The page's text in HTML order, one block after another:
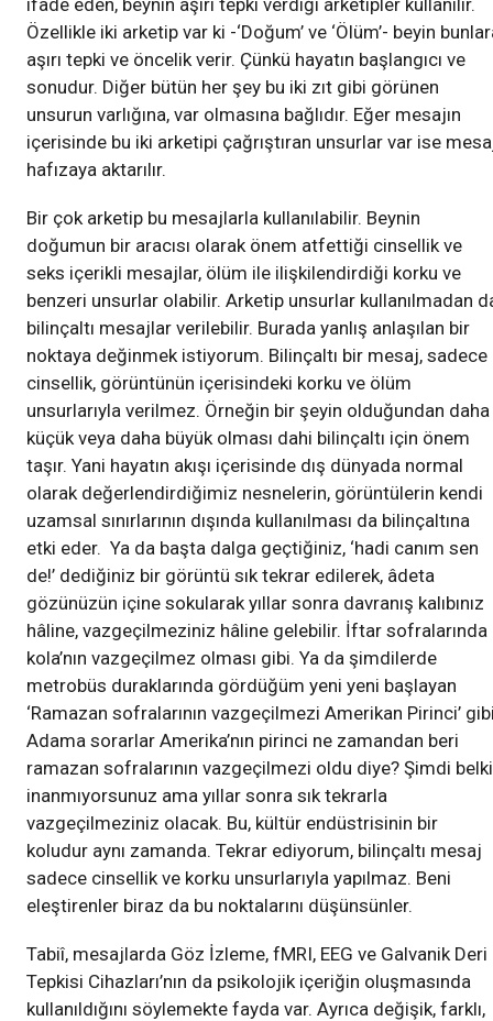
ifade eden, beynin aşırı tepki verdiği arketipler kullanılır.
Özellikle iki arketip var ki -‘Doğum’ ve ‘Ölüm’- beyin
aşırı tepki ve öncelik verir. Çünkü hayatın başlangıcı ve
sonudur. Diğer bütün her şey bu iki zıt gibi görünen
unsurun varlığına, var olmasına bağlıdır. Eğer mesajın
içerisinde bu iki arketipi çağrıştıran unsurlar var ise
hafızaya aktarılır.
Bir çok arketip bu mesajlarla kullanılabilir. Beynin
doğumun bir aracısı olarak önem atfettiği cinsellik ve
seks içerikli mesajlar, ölüm ile ilişkilendirdiği korku ve
benzeri unsurlar olabilir. Arketip unsurlar kullanılmadan
bilinçaltı mesajlar verilebilir. Burada yanlış anlaşılan bir
noktaya değinmek istiyorum. Bilinçaltı bir mesaj, sadece
cinsellik, görüntünün içerisindeki korku ve ölüm
unsurlarıyla verilmez. Örneğin bir şeyin olduğundan daha
küçük veya daha büyük olması dahi bilinçaltı için önem
taşır. Yani hayatın akışı içerisinde dış dünyada normal
olarak değerlendirdiğimiz nesnelerin, görüntülerin kendi
uzamsal sınırlarının dışında kullanılması da bilinçaltına
etki eder. Ya da başta dalga geçtiğiniz, ‘hadi canım sen
de!’ dediğiniz bir görüntü sık tekrar edilerek, âdeta
gözünüzün içine sokularak yıllar sonra davranış kalıbınız
hâline, vazgeçilmeziniz hâline gelebilir. İftar sofralarında
kola’nın vazgeçilmez olması gibi. Ya da şimdilerde
metrobüs duraklarında gördüğüm yeni yeni başlayan
‘Ramazan sofralarının vazgeçilmezi Amerikan Pirinci’
Adama sorarlar Amerika’nın pirinci ne zamandan beri
ramazan sofralarının vazgeçilmezi oldu diye? Şimdi belki
inanmıyorsunuz ama yıllar sonra sık tekrarla
vazgeçilmeziniz olacak. Bu, kültür endüstrisinin bir
koludur aynı zamanda. Tekrar ediyorum, bilinçaltı mesaj
sadece cinsellik ve korku unsurlarıyla yapılmaz. Beni
eleştirenler biraz da bu noktalarını düşünsünler.
Tabiî, mesajlarda Göz İzleme, fMRI, EEG ve Galvanik Deri
Tepkisi Cihazları’nın da psikolojik içeriğin oluşmasında
kullanıldığını söylemekte fayda var. Ayrıca değişik, farklı,